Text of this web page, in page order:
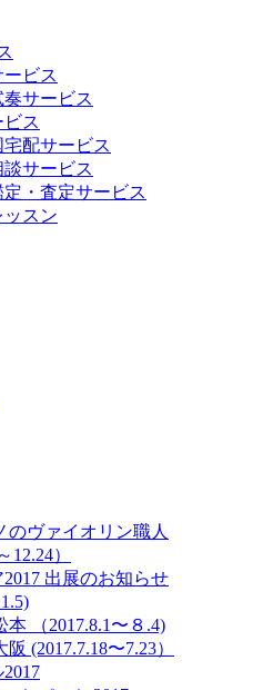
ビス
サービス
ス
配サービス
サービス
・査定サービス
ッスン
のヴァイオリン職人
12.24）
出展のお知らせ
本 （2017.8.1〜８.4)
(2017.7.18〜7.23）